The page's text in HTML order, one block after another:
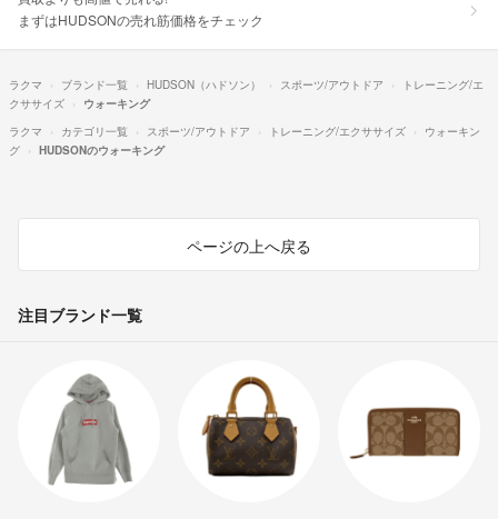
まずはHUDSONの売れ筋価格をチェック
ラクマ ブランド一覧 HUDSON（ハドソン） スポーツ/アウトドア
トレーニング/エ
クササイズ
ウォーキング
ラクマ
カテゴリ一覧 スポーツ/アウトドア トレーニング/エクササイズ
ウォーキン
グ
HUDSONのウォーキング
ページの上へ戻る
注目ブランド一覧